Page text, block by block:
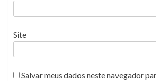
Site
Salvar meus dados neste navegador